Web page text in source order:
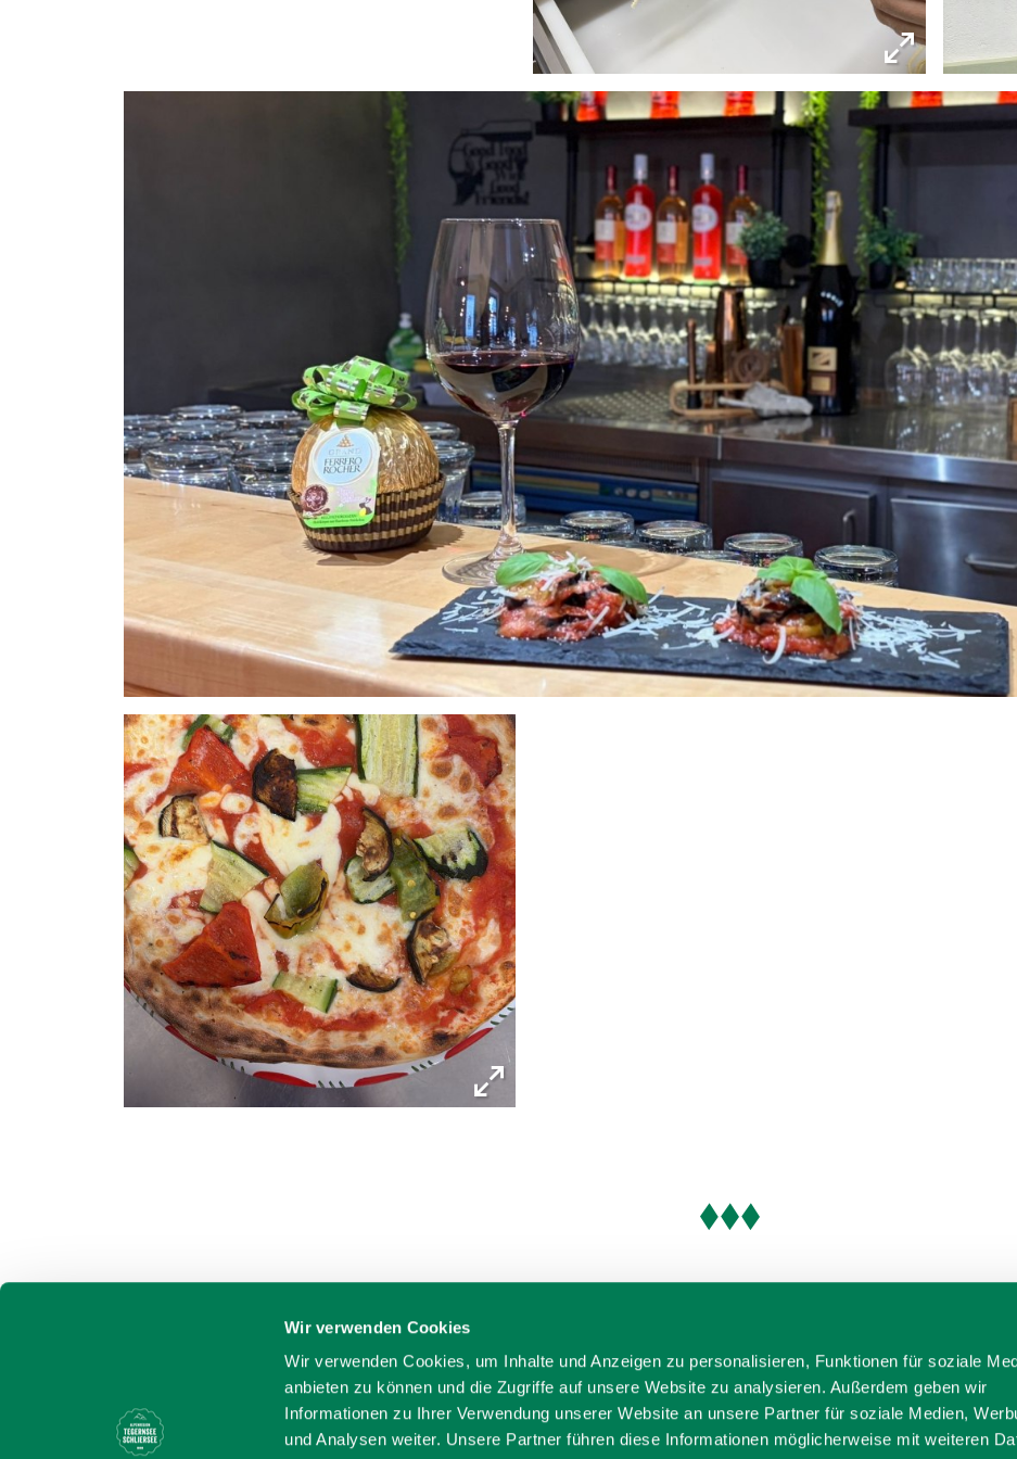
Wir verwenden Cookies
Wir verwenden Cookies, um Inhalte und Anzeigen zu personalisieren, Funktionen für soziale
anbieten zu können und die Zugriffe auf unsere Website zu analysieren. Außerdem geben wir
Informationen zu Ihrer Verwendung unserer Website an unsere Partner für soziale Medien,
und Analysen weiter. Unsere Partner führen diese Informationen möglicherweise mit weiteren